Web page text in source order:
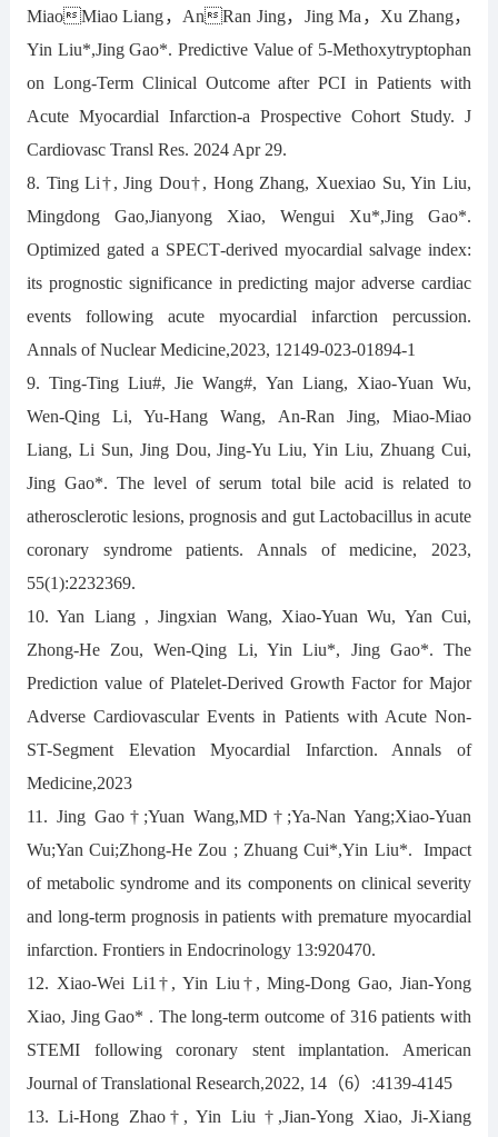
MiaoMiao Liang，AnRan Jing，Jing Ma，Xu Zhang，
Yin Liu*,Jing Gao*. Predictive Value of 5-Methoxytryptophan
on Long-Term Clinical Outcome after PCI in Patients with
Acute Myocardial Infarction-a Prospective Cohort Study. J
Cardiovasc Transl Res. 2024 Apr 29.
8. Ting Li†, Jing Dou†, Hong Zhang, Xuexiao Su, Yin Liu,
Mingdong Gao,Jianyong Xiao, Wengui Xu*,Jing Gao*.
Optimized gated a SPECT‑derived myocardial salvage index:
its prognostic significance in predicting major adverse cardiac
events following acute myocardial infarction percussion.
Annals of Nuclear Medicine,2023, 12149-023-01894-1
9. Ting-Ting Liu#, Jie Wang#, Yan Liang, Xiao-Yuan Wu,
Wen-Qing Li, Yu-Hang Wang, An-Ran Jing, Miao-Miao
Liang, Li Sun, Jing Dou, Jing-Yu Liu, Yin Liu, Zhuang Cui,
Jing Gao*. The level of serum total bile acid is related to
atherosclerotic lesions, prognosis and gut Lactobacillus in acute
coronary syndrome patients. Annals of medicine, 2023,
55(1):2232369.
10. Yan Liang , Jingxian Wang, Xiao-Yuan Wu, Yan Cui,
Zhong-He Zou, Wen-Qing Li, Yin Liu*, Jing Gao*. The
Prediction value of Platelet-Derived Growth Factor for Major
Adverse Cardiovascular Events in Patients with Acute Non-
ST-Segment Elevation Myocardial Infarction. Annals of
Medicine,2023
11. Jing Gao†;Yuan Wang,MD†;Ya-Nan Yang;Xiao-Yuan
Wu;Yan Cui;Zhong-He Zou ; Zhuang Cui*,Yin Liu*. Impact
of metabolic syndrome and its components on clinical severity
and long-term prognosis in patients with premature myocardial
infarction. Frontiers in Endocrinology 13:920470.
12. Xiao-Wei Li1†, Yin Liu†, Ming-Dong Gao, Jian-Yong
Xiao, Jing Gao* . The long-term outcome of 316 patients with
STEMI following coronary stent implantation. American
Journal of Translational Research,2022, 14（6）:4139-4145
13. Li-Hong Zhao†, Yin Liu †,Jian-Yong Xiao, Ji-Xiang